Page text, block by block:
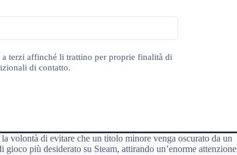
terzi affinché li trattino per proprie finalità di
di contatto.
volontà di evitare che un titolo minore venga oscurato da un
gioco più desiderato su Steam, attirando un’enorme attenzione